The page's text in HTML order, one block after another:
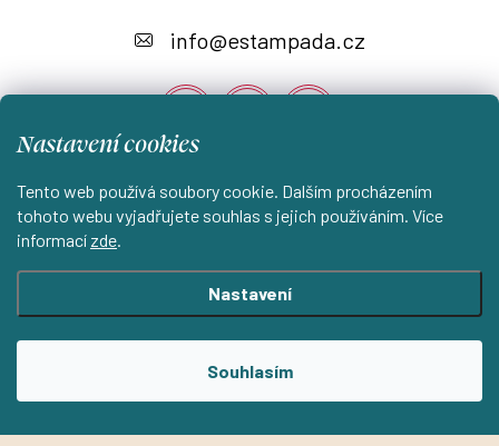
Nastavení cookies
Tento web používá soubory cookie. Dalším procházením
tohoto webu vyjadřujete souhlas s jejich používáním. Více
informací zde.
Nastavení
Souhlasím
p
a
Instagram
info@estampada.cz
Shoptet.cz KantorStudio.cz
Vytvořil Shoptet
ESTAMPADA s.r.o.. Všechna práva vyhrazena.